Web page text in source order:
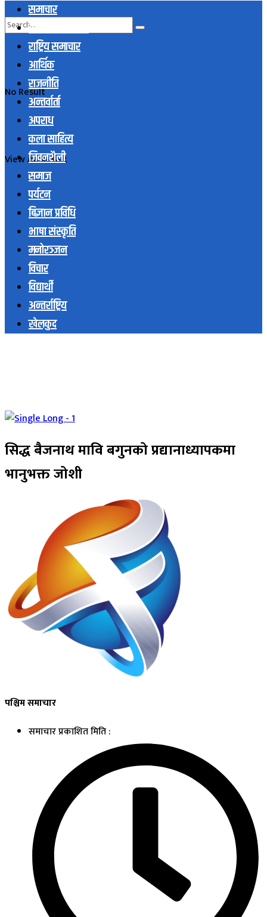
No Result
View All Result
समाचार
स्थानिय समाचार
राष्ट्रिय समाचार
आर्थिक
राजनीति
अन्तर्वार्ता
अपराध
कला साहित्य
जिवनशैली
समाज
पर्यटन
बिज्ञान प्रविधि
भाषा संस्कृति
मनोरञ्जन
विचार
विद्यार्थी
अन्तर्राष्ट्रिय
खेलकुद
सिद्ध बैजनाथ मावि बगुनको प्रद्यानाध्यापकमा
भानुभक्त जोशी
पश्चिम समाचार
समाचार प्रकाशित मिति :